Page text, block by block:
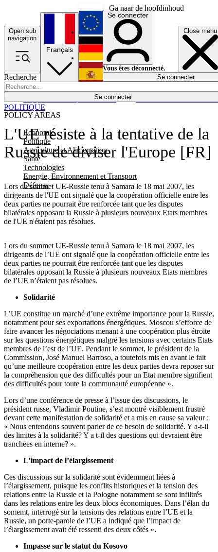
Ga naar de hoofdinhoud
Open sub
navigation
Close menu
Recherche
Se connecter
POLICY AREAS
Economie
Politique
Agriculture et Alimentation
Santé
Technologies
Energie, Environnement et Transport
Défense
Économie
Français
English
Deutsch
Español
Se connecter
Vous êtes déconnecté.
Se connecter
L'UE résiste à la tentative de la
Russie de diviser l'Europe [FR]
Lors du sommet UE-Russie tenu à Samara le 18 mai 2007, les
dirigeants de l'UE ont signalé que la coopération officielle entre les
deux parties ne pourrait être renforcée tant que les disputes
bilatérales opposant la Russie à plusieurs nouveaux Etats membres
de l'UE n'étaient pas résolues.
POLITIQUE
Lors du sommet UE-Russie tenu à Samara le 18 mai 2007, les
dirigeants de l’UE ont signalé que la coopération officielle entre les
deux parties ne pourrait être renforcée tant que les disputes
bilatérales opposant la Russie à plusieurs nouveaux Etats membres
de l’UE n’étaient pas résolues.
Solidarité
L’UE constitue un marché d’une extrême importance pour la Russie,
notamment pour ses exportations énergétiques. Moscou s’efforce de
faire avancer les négociations menant à une coopération plus étroite
sur les questions énergétiques malgré les tensions avec certains Etats
membres de l’est de l’UE. Pendant le sommet, le président de la
Commission, José Manuel Barroso, a toutefois mis en avant le fait
qu’une meilleure coopération entre les deux parties devra reposer sur
la compréhension que des difficultés pour un Etat membre signifient
des difficultés pour toute la communauté européenne ».
Lors d’une conférence de presse à l’issue des discussions, le
président russe, Vladimir Poutine, s’est montré visiblement frustré
devant cette manifestation de solidarité et a mis en cause sa valeur :
« Nous entendons souvent parler de ce besoin de solidarité. Y a-t-il
des limites à la solidarité? Y a t-il des questions qui devraient être
tranchées en interne? ».
L’impact de l’élargissement
Ces discussions sur la solidarité sont évidemment liées à
l’élargissement, puisque les conflits historiques et la tension des
relations entre la Russie et la Pologne notamment se sont infiltrés
dans les relations entre les deux blocs économiques. Dans l’élan du
somemt, interrogé sur la tensions des relations entre l’UE et la
Russie, un porte-parole de l’UE a indiqué que l’impact de
l’élargissement avait été ressenti des deux côtés ».
Impasse sur le statut du Kosovo